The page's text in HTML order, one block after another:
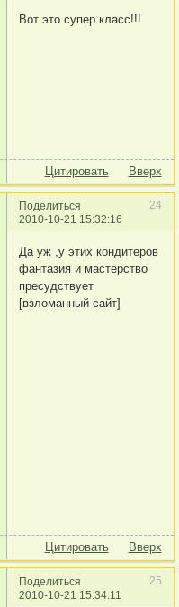
Вот это супер класс!!!
Цитировать Вверх
Поделиться
24
2010-10-21 15:32:16
Да уж ,у этих кондитеров
фантазия и мастерство
пресудствует
[взломанный сайт]
Цитировать Вверх
Поделиться
25
2010-10-21 15:34:11